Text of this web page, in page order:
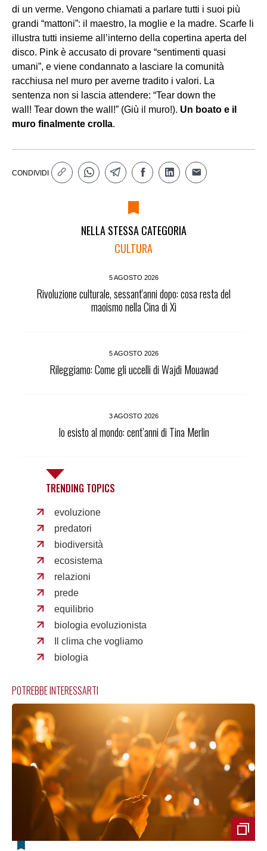
di un verme. Vengono chiamati a parlare tutti i suoi più
grandi “mattoni”: il maestro, la moglie e la madre. Scarfe li
illustra tutti insieme all’interno della copertina aperta del
disco. Pink è accusato di provare “sentimenti quasi
umani”, e viene condannato a lasciare la comunità
racchiusa nel muro per averne tradito i valori. La
sentenza non si lascia attendere: “Tear down the
wall! Tear down the wall!” (Giù il muro!). Un boato e il
muro finalmente crolla.
CONDIVIDI
NELLA STESSA CATEGORIA
CULTURA
5 AGOSTO 2026
Rivoluzione culturale, sessant'anni dopo: cosa resta del
maoismo nella Cina di Xi
5 AGOSTO 2026
Rileggiamo: Come gli uccelli di Wajdi Mouawad
3 AGOSTO 2026
Io esisto al mondo: cent’anni di Tina Merlin
TRENDING TOPICS
evoluzione
predatori
biodiversità
ecosistema
relazioni
prede
equilibrio
biologia evoluzionista
Il clima che vogliamo
biologia
POTREBBE INTERESSARTI